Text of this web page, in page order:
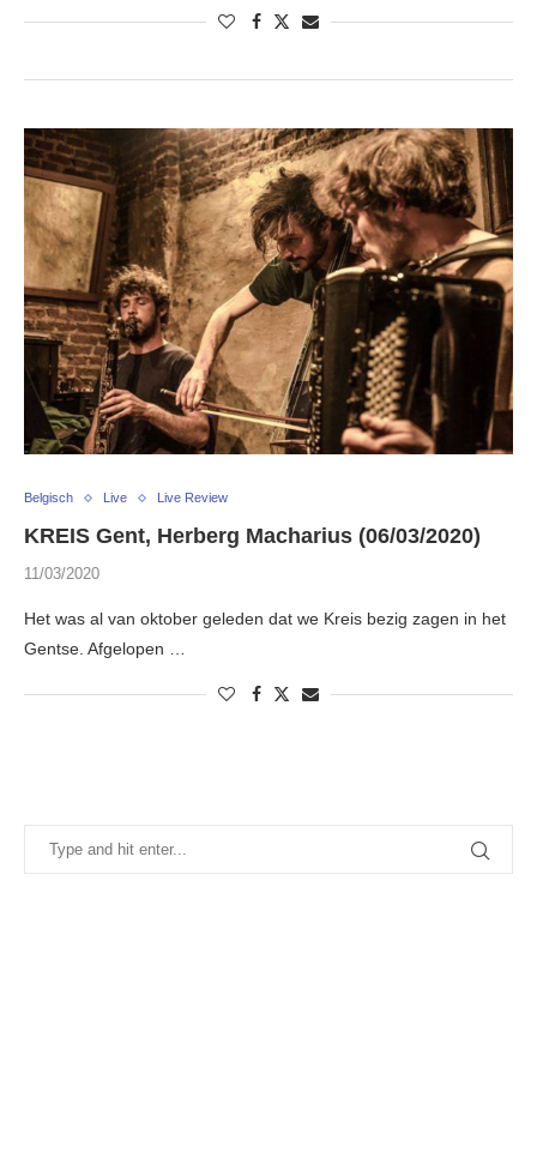
Belgisch Live Live Review
KREIS Gent, Herberg Macharius (06/03/2020)
11/03/2020
Het was al van oktober geleden dat we Kreis bezig zagen in het
Gentse. Afgelopen …